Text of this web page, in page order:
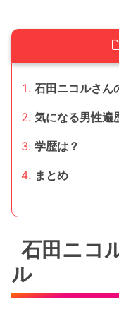
石田ニコルさん
気になる男性遍
学歴は？
まとめ
石田ニコ
ル